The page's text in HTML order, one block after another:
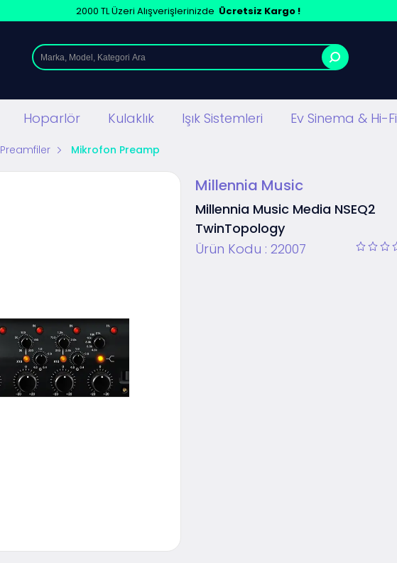
2000 TL Üzeri Alışverişlerinizde Ücretsiz Kargo !
Hoparlör Kulaklık Işık Sistemleri Ev Sinema & Hi-Fi
Preamfiler Mikrofon Preamp
Millennia Music
Millennia Music Media NSEQ2
TwinTopology
Ürün Kodu : 22007